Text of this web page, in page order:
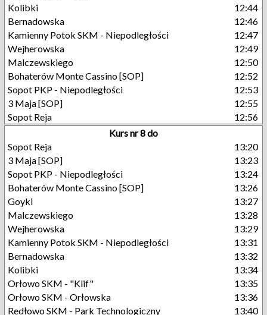
Kolibki
12:44
Bernadowska
12:46
Kamienny Potok SKM - Niepodległości
12:47
Wejherowska
12:49
Malczewskiego
12:50
Bohaterów Monte Cassino [SOP]
12:52
Sopot PKP - Niepodległości
12:53
3 Maja [SOP]
12:55
Sopot Reja
12:56
Kurs nr 8 do
Sopot Reja
13:20
3 Maja [SOP]
13:23
Sopot PKP - Niepodległości
13:24
Bohaterów Monte Cassino [SOP]
13:26
Goyki
13:27
Malczewskiego
13:28
Wejherowska
13:29
Kamienny Potok SKM - Niepodległości
13:31
Bernadowska
13:32
Kolibki
13:34
Orłowo SKM - "Klif"
13:35
Orłowo SKM - Orłowska
13:36
Redłowo SKM - Park Technologiczny
13:40